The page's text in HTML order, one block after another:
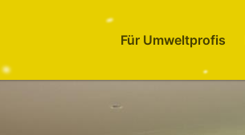
Für Umweltprofis